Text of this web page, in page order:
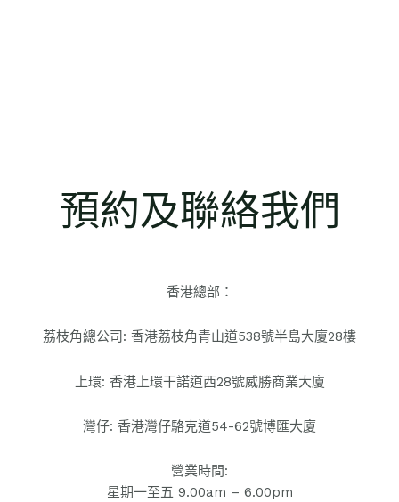
預約及聯絡我們
香港總部：
荔枝角總公司: 香港荔枝角青山道538號半島大廈28樓
上環: 香港上環干諾道西28號威勝商業大廈
灣仔: ​香港灣仔駱克道54-62號博匯大廈
營業時間:
星期一至五 9.00am – 6.00pm